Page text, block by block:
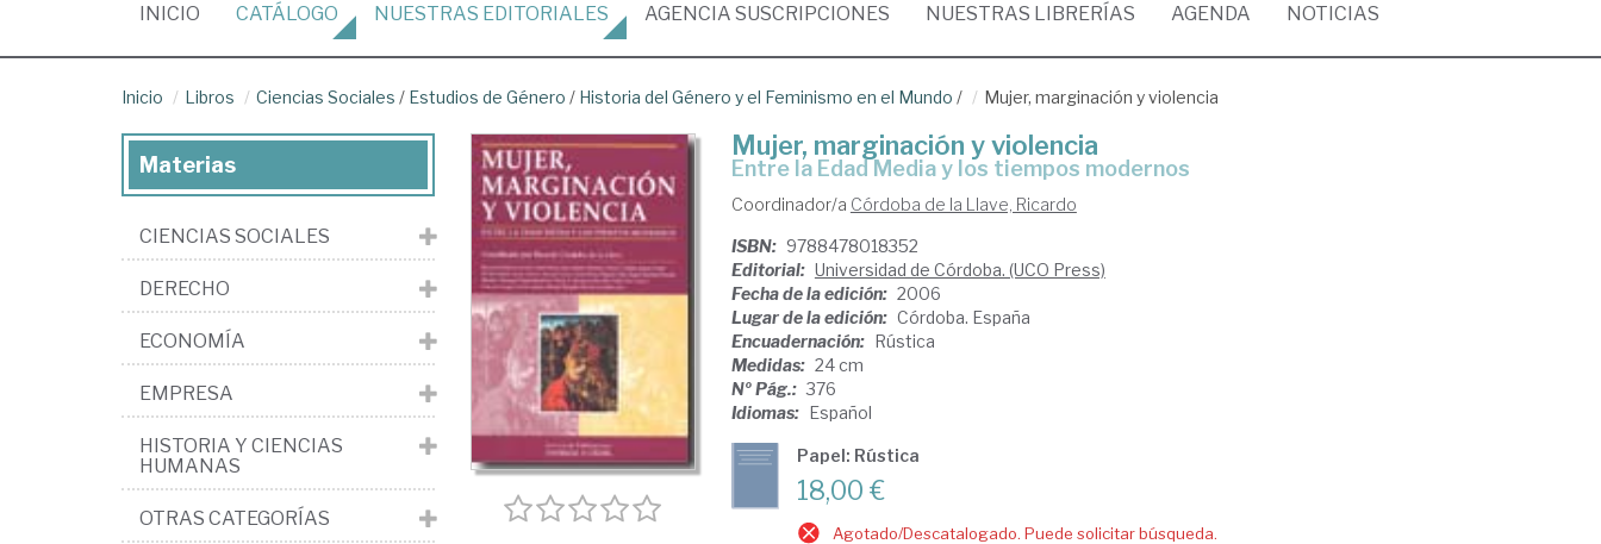
INICIO (CURRENT)
CATÁLOGO NUESTRAS EDITORIALES AGENCIA SUSCRIPCIONES NUESTRAS LIBRERÍAS AGENDA NOTICIAS
Inicio Libros Ciencias Sociales / Estudios de Género / Historia del Género y el Feminismo en el Mundo / Mujer, marginación y violencia
Mujer, marginación y violencia
entre la Edad Media y los tiempos modernos
Coordinador/a Córdoba de la Llave, Ricardo
ISBN: 9788478018352
Editorial: Universidad de Córdoba. (UCO Press)
Fecha de la edición: 2006
Lugar de la edición: Córdoba. España
Encuadernación: Rústica
Medidas: 24 cm
Nº Pág.: 376
Idiomas: Español
Papel: Rústica
18,00 €
Agotado/Descatalogado. Puede solicitar búsqueda.
Materias
CIENCIAS SOCIALES
DERECHO
ECONOMÍA
EMPRESA
HISTORIA Y CIENCIAS
HUMANAS
OTRAS CATEGORÍAS